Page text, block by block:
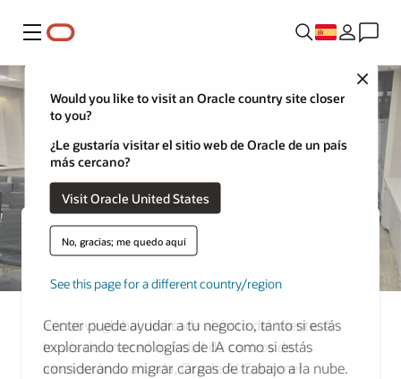
Menú
Close
Would you like to visit an Oracle country site closer
to you?
¿Le gustaría visitar el sitio web de Oracle de un país
más cercano?
Visit Oracle United States
No, gracias; me quedo aquí
See this page for a different country/region
Oferta de servicios de AI
Customer Excellence Center
Center puede ayudar a tu negocio, tanto si estás
explorando tecnologías de IA como si estás
considerando migrar cargas de trabajo a la nube.